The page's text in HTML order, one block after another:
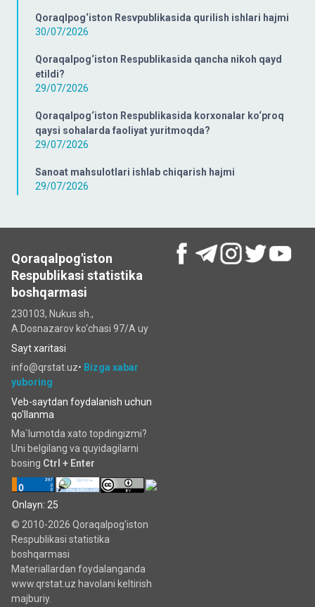
Qoraqlpog‘iston Resvpublikasida qurilish ishlari hajmi
30/07/2026
Qoraqalpog‘iston Respublikasida qancha nikoh qayd
etildi?
29/07/2026
Qoraqalpog‘iston Respublikasida korxonalar ko‘proq
qaysi sohalarda faoliyat yuritmoqda?
29/07/2026
Sanoat mahsulotlari ishlab chiqarish hajmi
29/07/2026
Qoraqalpog'iston
Respublikasi statistika
boshqarmasi
230103, Nukus sh.,
A.Dosnazarov ko‘chаsi 97/A uy
Sayt xaritasi
info@qrstat.uz• Bizga xabar
yuboring
Veb-saytdan foydalanish uchun
qo'llanma
Ma`lumotda xato topdingizmi?
Uni belgilang va quyidagilarni
bosing Ctrl + Enter
Onlayn: 25
© 2010-2026 Qoraqalpog'iston
Respublikasi statistika
boshqarmasi
Materiallardan foydalanganda
www.qrstat.uz havolani keltirish
majburiy.